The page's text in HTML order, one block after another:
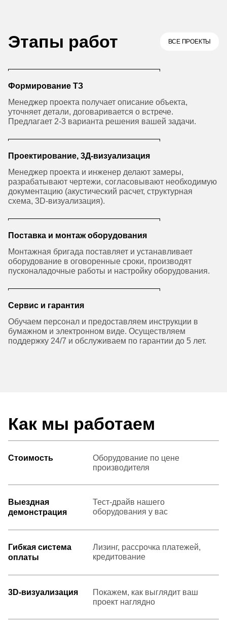
Этапы работ ВСЕ ПРОЕКТЫ
Формирование ТЗ
Менеджер проекта получает описание объекта,
уточняет детали, договаривается о встрече.
Предлагает 2-3 варианта решения вашей задачи.
Проектирование, 3Д-визуализация
Менеджер проекта и инженер делают замеры,
разрабатывают чертежи, согласовывают необходимую
документацию (акустический расчет, структурная
схема, 3D-визуализация).
Поставка и монтаж оборудования
Монтажная бригада поставляет и устанавливает
оборудование в оговоренные сроки, производят
пусконаладочные работы и настройку оборудования.
Сервис и гарантия
Обучаем персонал и предоставляем инструкции в
бумажном и электронном виде. Осуществляем
поддержку 24/7 и обслуживаем по гарантии до 5 лет.
Как мы работаем
Стоимость
Оборудование по цене
производителя
Выездная
демонстрация
Тест-драйв нашего
оборудования у вас
Гибкая система
оплаты
Лизинг, рассрочка платежей,
кредитование
3D-визуализация
Покажем, как выглядит ваш
проект наглядно